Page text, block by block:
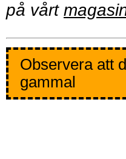
på vårt
Observera att
gammal